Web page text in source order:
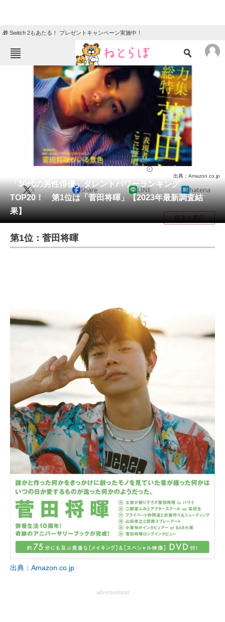
🎁 Switch 2もあたる！ プレゼントキャンペーン実施中！
ねとらぼメニュー
ニュース
クイズ
教育・育児
リサーチ
会員記事
メディア
注目記事を集めた総合ページ
ITの今と未来を見通す
好きが集まる 比べて選べる
ビジネスと働き方のヒント
AI活用のいまが分かる
企業ITのトレンドを詳説
経営リーダーのコミュニティ
マーケ×ITの今がよく分かる
ITエンジニア向け専門サイト
企業向けIT製品の総合サイト
IT製品の技術・比較・事例
製造業のIT導入・活用を支援
モノづくり技術者専門サイト
エレクトロニクス専門サイト
電子設計の基本と応用
エネルギーの専門メディア
「30代の男性俳優」タレントパワーランキング
TOP20！ 第1位は「菅田将暉」【2023年最新調査結
果】
出典：Amazon.co.jp
X Share LINE hatena
目次を表示
第1位：菅田将暉
出典：Amazon.co.jp
advertisement